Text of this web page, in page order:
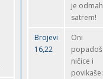
je odmah
satrem!
Brojevi
16,22
Oni
ničice i
povikaše: